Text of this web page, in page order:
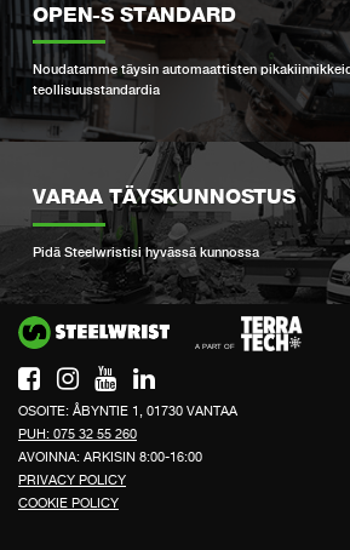
OPEN-S STANDARD
Noudatamme täysin automaattisten
teollisuusstandardia
VARAA TÄYSKUNNOSTUS
Pidä Steelwristisi hyvässä kunnossa
OSOITE: ÅBYNTIE 1, 01730 VANTAA
PUH: 075 32 55 260
AVOINNA: ARKISIN 8:00-16:00
PRIVACY POLICY
COOKIE POLICY